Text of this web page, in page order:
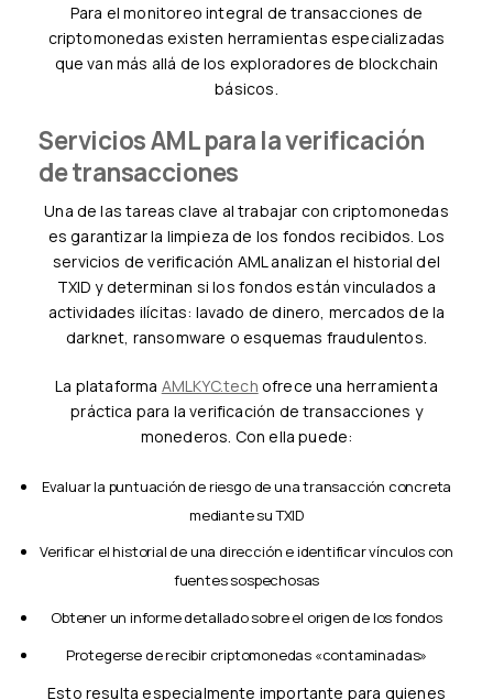
Para el monitoreo integral de transacciones de
criptomonedas existen herramientas especializadas
que van más allá de los exploradores de blockchain
básicos.
Servicios AML para la verificación
de transacciones
Una de las tareas clave al trabajar con criptomonedas
es garantizar la limpieza de los fondos recibidos. Los
servicios de verificación AML analizan el historial del
TXID y determinan si los fondos están vinculados a
actividades ilícitas: lavado de dinero, mercados de la
darknet, ransomware o esquemas fraudulentos.
La plataforma AMLKYC.tech ofrece una herramienta
práctica para la verificación de transacciones y
monederos. Con ella puede:
Evaluar la puntuación de riesgo de una transacción concreta
mediante su TXID
Verificar el historial de una dirección e identificar vínculos con
fuentes sospechosas
Obtener un informe detallado sobre el origen de los fondos
Protegerse de recibir criptomonedas «contaminadas»
Esto resulta especialmente importante para quienes